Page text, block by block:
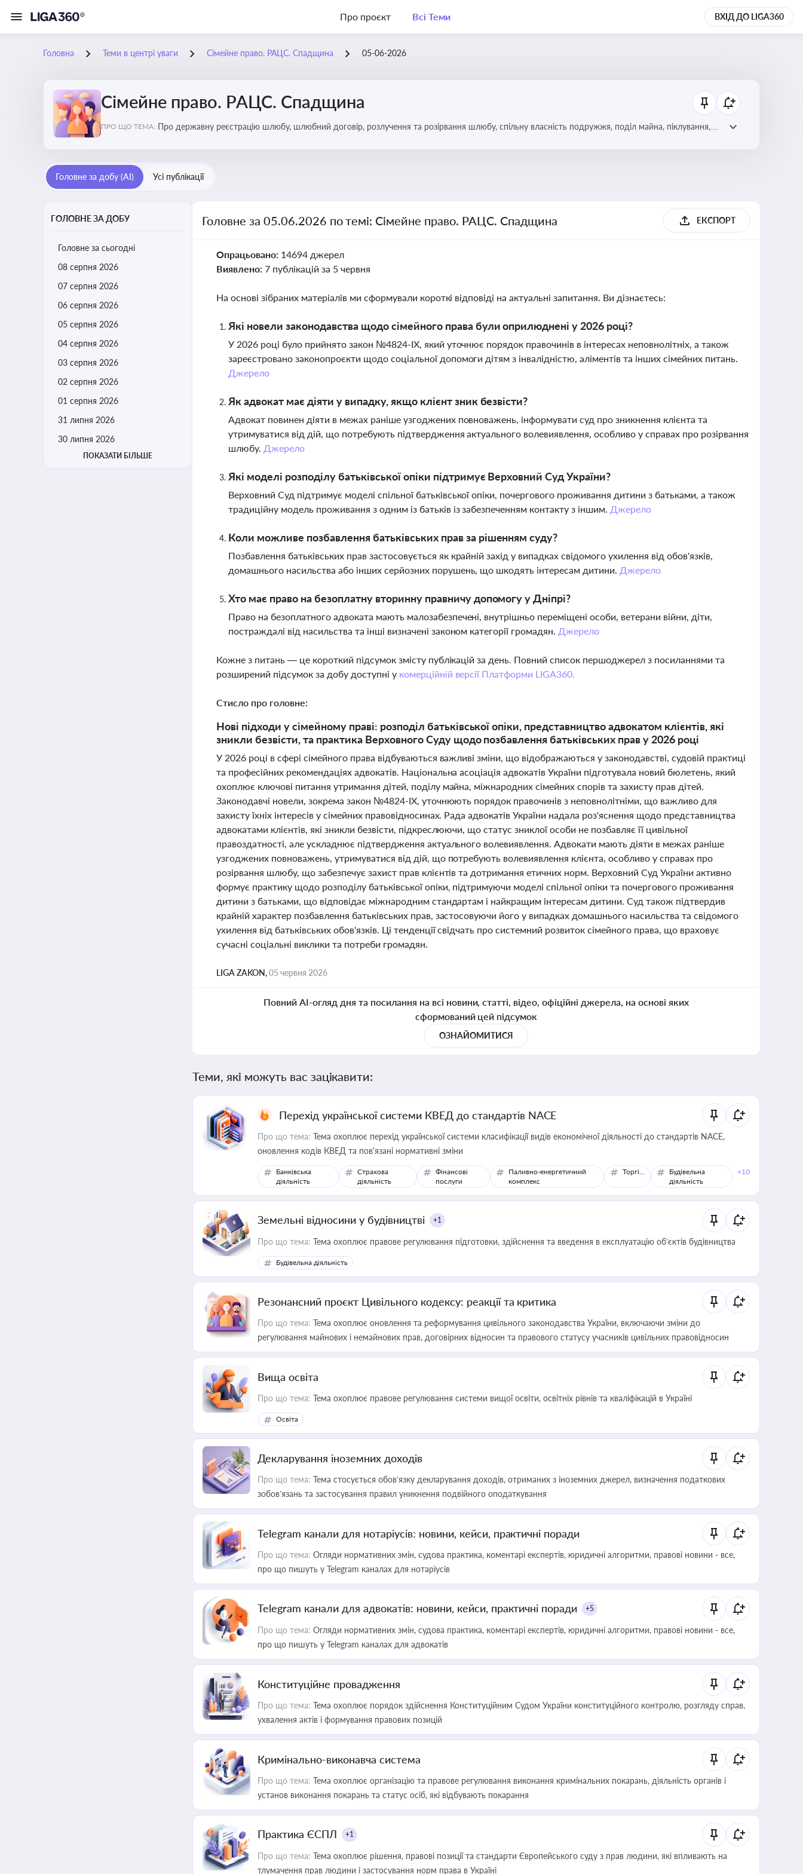
Про проєкт Всі Теми ВХІД ДО LIGA360
Головна Теми в центрі уваги Сімейне право. РАЦС. Спадщина 05-06-2026
Сімейне право. РАЦС. Спадщина
ПРО ЩО ТЕМА: Про державну реєстрацію шлюбу, шлюбний договір, розлучення та розірвання шлюбу, спільну власність подружжя, поділ майна, піклування,
Головне за добу (AI) Усі публікації
ГОЛОВНЕ ЗА ДОБУ
Головне за сьогодні
08 серпня 2026
07 серпня 2026
06 серпня 2026
05 серпня 2026
04 серпня 2026
03 серпня 2026
02 серпня 2026
01 серпня 2026
31 липня 2026
30 липня 2026
ПОКАЗАТИ БІЛЬШЕ
Головне за 05.06.2026 по темі: Сімейне право. РАЦС. Спадщина ЕКСПОРТ
Опрацьовано: 14694 джерел
Виявлено: 7 публікацій за 5 червня
На основі зібраних матеріалів ми сформували короткі відповіді на актуальні запитання. Ви дізнаєтесь:
Які новели законодавства щодо сімейного права були оприлюднені у 2026 році?
У 2026 році було прийнято закон №4824-IX, який уточнює порядок правочинів в інтересах неповнолітніх, а також
зареєстровано законопроєкти щодо соціальної допомоги дітям з інвалідністю, аліментів та інших сімейних питань.
Джерело
Як адвокат має діяти у випадку, якщо клієнт зник безвісти?
Адвокат повинен діяти в межах раніше узгоджених повноважень, інформувати суд про зникнення клієнта та
утримуватися від дій, що потребують підтвердження актуального волевиявлення, особливо у справах про розірвання
шлюбу. Джерело
Які моделі розподілу батьківської опіки підтримує Верховний Суд України?
Верховний Суд підтримує моделі спільної батьківської опіки, почергового проживання дитини з батьками, а також
традиційну модель проживання з одним із батьків із забезпеченням контакту з іншим. Джерело
Коли можливе позбавлення батьківських прав за рішенням суду?
Позбавлення батьківських прав застосовується як крайній захід у випадках свідомого ухилення від обов'язків,
домашнього насильства або інших серйозних порушень, що шкодять інтересам дитини. Джерело
Хто має право на безоплатну вторинну правничу допомогу у Дніпрі?
Право на безоплатного адвоката мають малозабезпечені, внутрішньо переміщені особи, ветерани війни, діти,
постраждалі від насильства та інші визначені законом категорії громадян. Джерело
Кожне з питань — це короткий підсумок змісту публікацій за день. Повний список першоджерел з посиланнями та
розширений підсумок за добу доступні у комерційній версії Платформи LIGA360.
Стисло про головне:
Нові підходи у сімейному праві: розподіл батьківської опіки, представництво адвокатом клієнтів, які
зникли безвісти, та практика Верховного Суду щодо позбавлення батьківських прав у 2026 році
У 2026 році в сфері сімейного права відбуваються важливі зміни, що відображаються у законодавстві, судовій практиці
та професійних рекомендаціях адвокатів. Національна асоціація адвокатів України підготувала новий бюлетень, який
охоплює ключові питання утримання дітей, поділу майна, міжнародних сімейних спорів та захисту прав дітей.
Законодавчі новели, зокрема закон №4824-IX, уточнюють порядок правочинів з неповнолітніми, що важливо для
захисту їхніх інтересів у сімейних правовідносинах. Рада адвокатів України надала роз'яснення щодо представництва
адвокатами клієнтів, які зникли безвісти, підкреслюючи, що статус зниклої особи не позбавляє її цивільної
правоздатності, але ускладнює підтвердження актуального волевиявлення. Адвокати мають діяти в межах раніше
узгоджених повноважень, утримуватися від дій, що потребують волевиявлення клієнта, особливо у справах про
розірвання шлюбу, що забезпечує захист прав клієнтів та дотримання етичних норм. Верховний Суд України активно
формує практику щодо розподілу батьківської опіки, підтримуючи моделі спільної опіки та почергового проживання
дитини з батьками, що відповідає міжнародним стандартам і найкращим інтересам дитини. Суд також підтвердив
крайній характер позбавлення батьківських прав, застосовуючи його у випадках домашнього насильства та свідомого
ухилення від батьківських обов'язків. Ці тенденції свідчать про системний розвиток сімейного права, що враховує
сучасні соціальні виклики та потреби громадян.
LIGA ZAKON,05 червня 2026
Повний AI-огляд дня та посилання на всі новини, статті, відео, офіційні джерела, на основі яких
сформований цей підсумок
ОЗНАЙОМИТИСЯ
Теми, які можуть вас зацікавити:
Перехід української системи КВЕД до стандартів NACE
Про що тема: Тема охоплює перехід української системи класифікації видів економічної діяльності до стандартів NACE,
оновлення кодів КВЕД та пов'язані нормативні зміни
Банківська
діяльність
Страхова
діяльність
Фінансові
послуги
Паливно-енергетичний
комплекс
Торгівля
Будівельна
діяльність
+10
Земельні відносини у будівництві +1
Про що тема: Тема охоплює правове регулювання підготовки, здійснення та введення в експлуатацію об’єктів будівництва
Будівельна діяльність
Резонансний проєкт Цивільного кодексу: реакції та критика
Про що тема: Тема охоплює оновлення та реформування цивільного законодавства України, включаючи зміни до
регулювання майнових і немайнових прав, договірних відносин та правового статусу учасників цивільних правовідносин
Вища освіта
Про що тема: Тема охоплює правове регулювання системи вищої освіти, освітніх рівнів та кваліфікацій в Україні
Освіта
Декларування іноземних доходів
Про що тема: Тема стосується обов’язку декларування доходів, отриманих з іноземних джерел, визначення податкових
зобов’язань та застосування правил уникнення подвійного оподаткування
Telegram канали для нотаріусів: новини, кейси, практичні поради
Про що тема: Огляди нормативних змін, судова практика, коментарі експертів, юридичні алгоритми, правові новини - все,
про що пишуть у Telegram каналах для нотаріусів
Telegram канали для адвокатів: новини, кейси, практичні поради +5
Про що тема: Огляди нормативних змін, судова практика, коментарі експертів, юридичні алгоритми, правові новини - все,
про що пишуть у Telegram каналах для адвокатів
Конституційне провадження
Про що тема: Тема охоплює порядок здійснення Конституційним Судом України конституційного контролю, розгляду справ,
ухвалення актів і формування правових позицій
Кримінально-виконавча система
Про що тема: Тема охоплює організацію та правове регулювання виконання кримінальних покарань, діяльність органів і
установ виконання покарань та статус осіб, які відбувають покарання
Практика ЄСПЛ +1
Про що тема: Тема охоплює рішення, правові позиції та стандарти Європейського суду з прав людини, які впливають на
тлумачення прав людини і застосування норм права в Україні